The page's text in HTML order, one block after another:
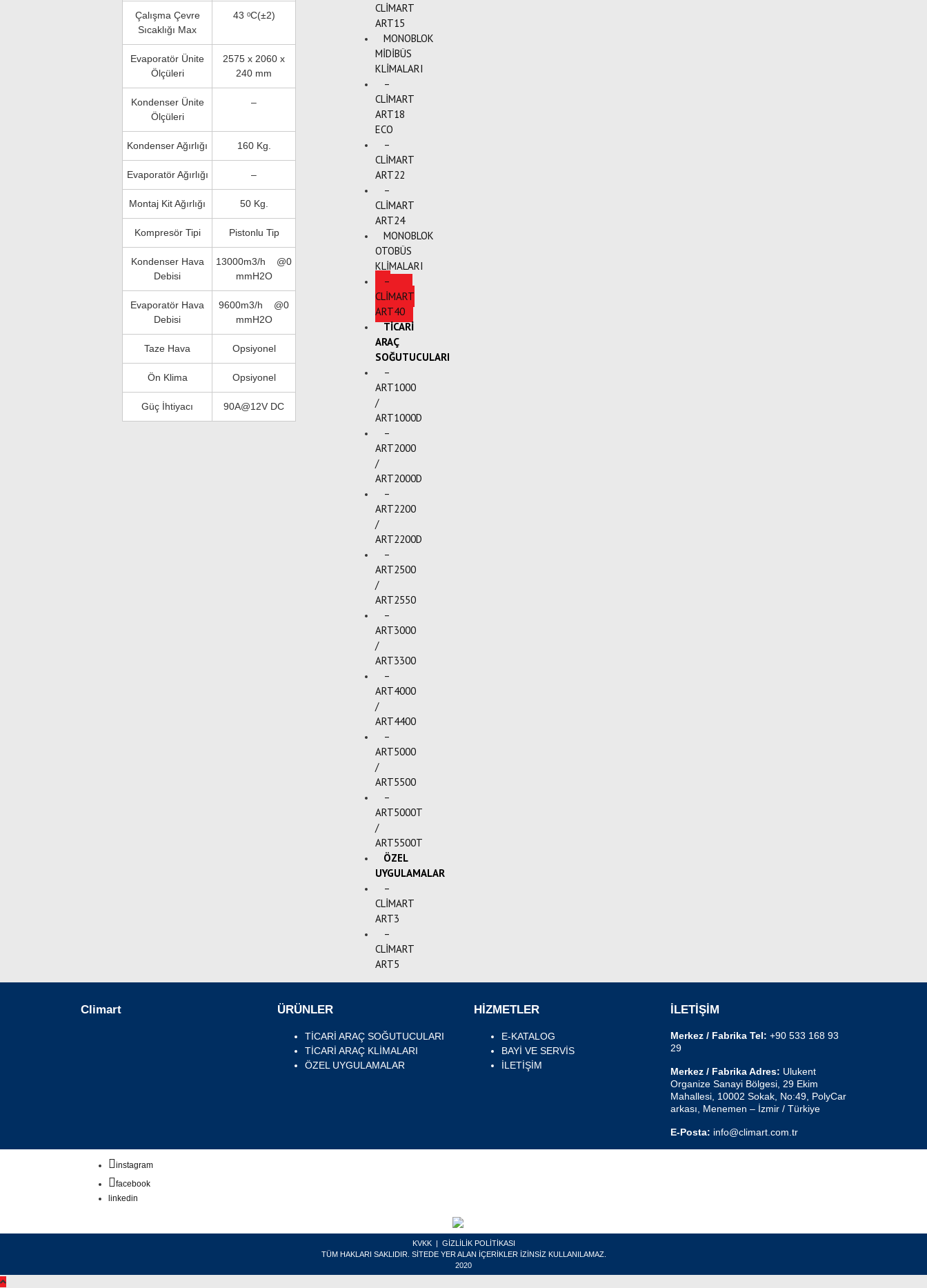
Çalışma Çevre
Sıcaklığı Max
43 ᵒC(±2)
Evaporatör Ünite
Ölçüleri
2575 x 2060 x
240 mm
Kondenser Ünite
Ölçüleri
–
Kondenser Ağırlığı 160 Kg.
Evaporatör Ağırlığı –
Montaj Kit Ağırlığı 50 Kg.
Kompresör Tipi Pistonlu Tip
Kondenser Hava
Debisi
13000m3/h @0
mmH2O
Evaporatör Hava
Debisi
9600m3/h @0
mmH2O
Taze Hava Opsiyonel
Ön Klima Opsiyonel
Güç İhtiyacı 90A@12V DC
CLİMART
ART15
MONOBLOK
MİDİBÜS
KLİMALARI
–
CLİMART
ART18
ECO
–
CLİMART
ART22
–
CLİMART
ART24
MONOBLOK
OTOBÜS
KLİMALARI
–
CLİMART
ART40
TİCARİ
ARAÇ
SOĞUTUCULARI
–
ART1000
/
ART1000D
–
ART2000
/
ART2000D
–
ART2200
/
ART2200D
–
ART2500
/
ART2550
–
ART3000
/
ART3300
–
ART4000
/
ART4400
–
ART5000
/
ART5500
–
ART5000T
/
ART5500T
ÖZEL
UYGULAMALAR
–
CLİMART
ART3
–
CLİMART
ART5
Climart ÜRÜNLER
TİCARİ ARAÇ SOĞUTUCULARI
TİCARİ ARAÇ KLİMALARI
ÖZEL UYGULAMALAR
HİZMETLER
E-KATALOG
BAYİ VE SERVİS
İLETİŞİM
İLETİŞİM
Merkez / Fabrika Tel: +90 533 168 93
29
Merkez / Fabrika Adres: Ulukent
Organize Sanayi Bölgesi, 29 Ekim
Mahallesi, 10002 Sokak, No:49, PolyCar
arkası, Menemen – İzmir / Türkiye
E-Posta: info@climart.com.tr
instagram
facebook
linkedin
KVKK| GİZLİLİK POLİTİKASI
TÜM HAKLARI SAKLIDIR. SİTEDE YER ALAN İÇERİKLER İZİNSİZ KULLANILAMAZ.
2020